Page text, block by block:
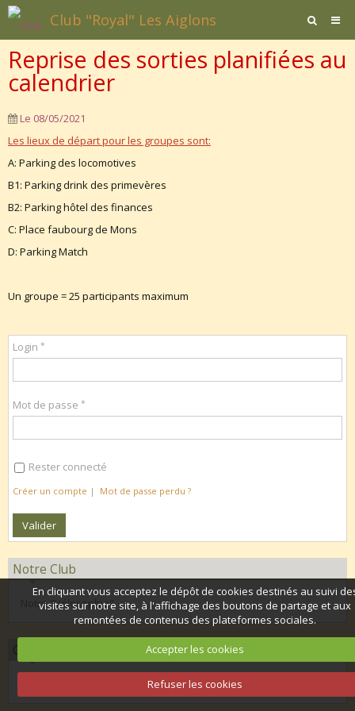
Club "Royal" Les Aiglons
Page d'accueil
Agenda
Contact / Formulaires
Affiliation
Documents
Reprise des sorties planifiées au
calendrier
Le 08/05/2021
Les lieux de départ pour les groupes sont:
A: Parking des locomotives
B1: Parking drink des primevères
B2: Parking hôtel des finances
C: Place faubourg de Mons
D: Parking Match
Un groupe = 25 participants maximum
Login
Mot de passe
Rester connecté
Créer un compte | Mot de passe perdu ?
Notre Club
Notre "Vélosophie"
Organisation 2026
En cliquant vous acceptez le dépôt de cookies destinés au suivi
visites sur notre site, à l'affichage des boutons de partage et aux
remontées de contenus des plateformes sociales.
Accepter les cookies
Refuser les cookies